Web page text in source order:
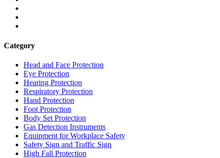
Category
Head and Face Protection
Eye Protection
Hearing Protection
Respiratory Protection
Hand Protection
Foot Protection
Body Set Protection
Gas Detection Instruments
Equipment for Workplace Safety
Safety Sign and Traffic Sign
High Fall Protection